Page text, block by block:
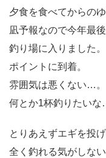
夕食を食べてからの
凪予報なので今年最
釣り場に入りました。
ポイントに到着。
雰囲気は悪くない…。
何とか1杯釣りたいな
とりあえずエギを投
全く釣れる気がしな